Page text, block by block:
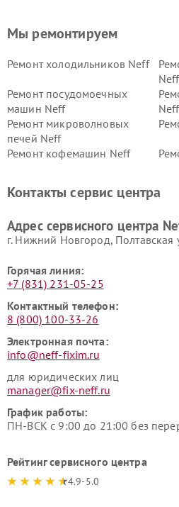
Мы ремонтируем
Ремонт холодильников Neff
Neff
Ремонт посудомоечных
машин Neff
Neff
Ремонт микроволновых
печей Neff
Ремонт кофемашин Neff
Контакты сервис центра
Адрес сервисного центра
г. Нижний Новгород, Полтавская
Горячая линия:
+7 (831) 231-05-25
Контактный телефон:
8 (800) 100-33-26
Электронная почта:
info@neff-fixim.ru
для юридических лиц
manager@fix-neff.ru
График работы:
ПН-ВСК с 9:00 до 21:00 без
Рейтинг сервисного центра
4.9-5.0